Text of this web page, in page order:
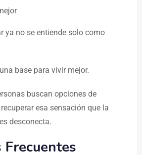
ya no se entiende solo como
base para vivir mejor.
buscan opciones de
esa sensación que la
desconecta.